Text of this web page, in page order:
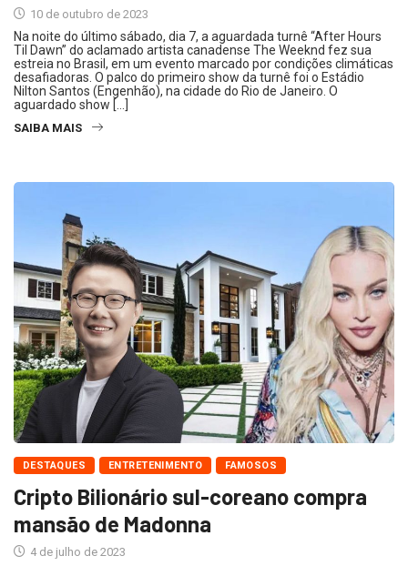
10 de outubro de 2023
Na noite do último sábado, dia 7, a aguardada turnê “After Hours
Til Dawn” do aclamado artista canadense The Weeknd fez sua
estreia no Brasil, em um evento marcado por condições climáticas
desafiadoras. O palco do primeiro show da turnê foi o Estádio
Nilton Santos (Engenhão), na cidade do Rio de Janeiro. O
aguardado show […]
SAIBA MAIS
DESTAQUES ENTRETENIMENTO FAMOSOS
Cripto Bilionário sul-coreano compra
mansão de Madonna
4 de julho de 2023